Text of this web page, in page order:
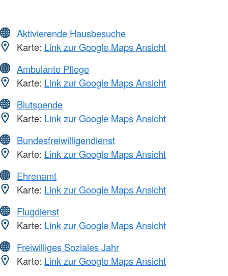
Aktivierende Hausbesuche
Karte: Link zur Google Maps Ansicht
Ambulante Pflege
Karte: Link zur Google Maps Ansicht
Blutspende
Karte: Link zur Google Maps Ansicht
Bundesfreiwilligendienst
Karte: Link zur Google Maps Ansicht
Ehrenamt
Karte: Link zur Google Maps Ansicht
Flugdienst
Karte: Link zur Google Maps Ansicht
Freiwilliges Soziales Jahr
Karte: Link zur Google Maps Ansicht